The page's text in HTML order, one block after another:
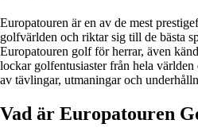
Europatouren är en av de mest
golfvärlden och riktar sig till de bästa
Europatouren golf för herrar, även
lockar golfentusiaster från hela
av tävlingar, utmaningar och
Vad är Europatouren